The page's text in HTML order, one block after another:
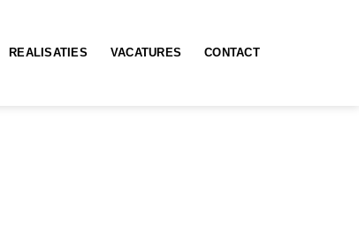
REALISATIES VACATURES CONTACT